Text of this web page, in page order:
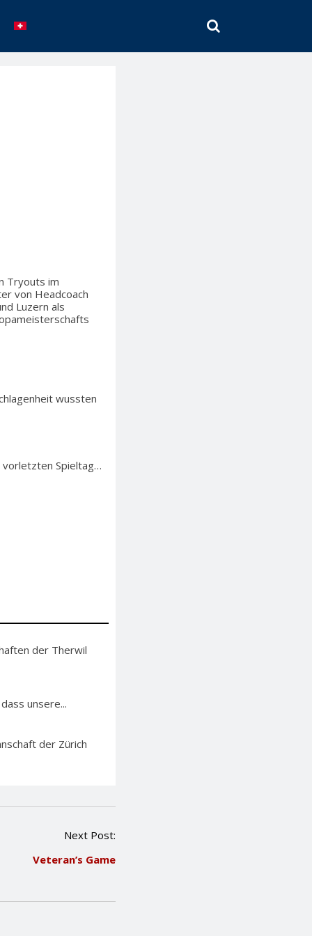
SEARCH
Tryouts im
von Headcoach
Luzern als
wussten
vorletzten Spieltag…
der Therwil
unsere...
der Zürich
Next Post:
Veteran’s Game